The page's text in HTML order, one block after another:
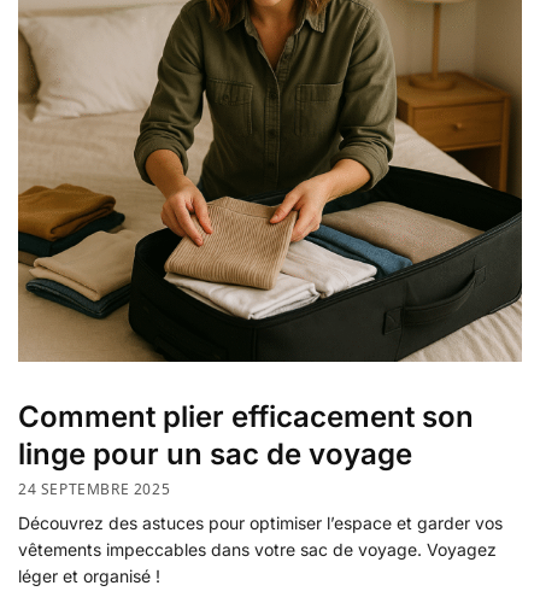
Comment plier efficacement son
linge pour un sac de voyage
24 SEPTEMBRE 2025
Découvrez des astuces pour optimiser l’espace et garder vos
vêtements impeccables dans votre sac de voyage. Voyagez
léger et organisé !